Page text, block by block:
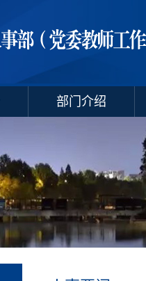
部门介绍